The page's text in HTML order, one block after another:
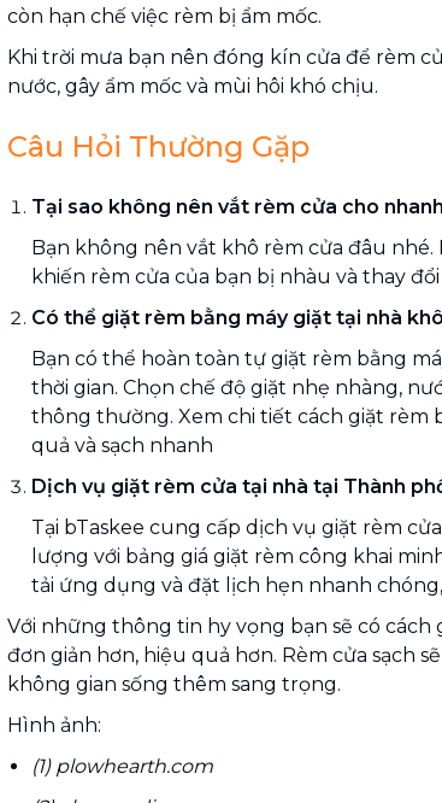
còn hạn chế việc rèm bị ẩm mốc.
Khi trời mưa bạn nên đóng kín cửa để rèm
nước, gây ẩm mốc và mùi hôi khó chịu.
Câu Hỏi Thường Gặp
Tại sao không nên vắt rèm cửa cho
Bạn không nên vắt khô rèm cửa đâu nhé.
khiến rèm cửa của bạn bị nhàu và thay
Có thể giặt rèm bằng máy giặt tại nhà
Bạn có thể hoàn toàn tự giặt rèm bằng
thời gian. Chọn chế độ giặt nhẹ nhàng,
thông thường. Xem chi tiết cách giặt rèm
quả và sạch nhanh
Dịch vụ giặt rèm cửa tại nhà tại Thành
Tại bTaskee cung cấp dịch vụ giặt rèm
lượng với bảng giá giặt rèm công khai
tải ứng dụng và đặt lịch hẹn nhanh
Với những thông tin hy vọng bạn sẽ có cách
đơn giản hơn, hiệu quả hơn. Rèm cửa sạch
không gian sống thêm sang trọng.
Hình ảnh:
(1) plowhearth.com